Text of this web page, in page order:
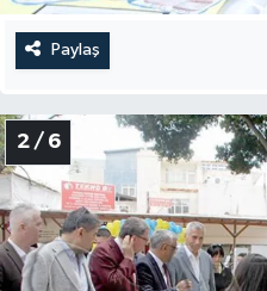
Paylaş
2 / 6